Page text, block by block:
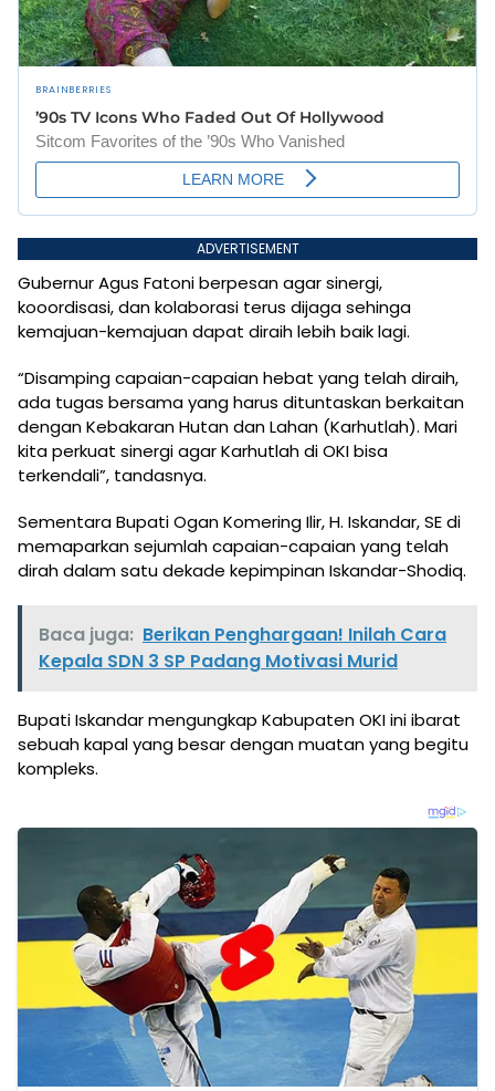
ADVERTISEMENT
Gubernur Agus Fatoni berpesan agar sinergi,
kooordisasi, dan kolaborasi terus dijaga sehinga
kemajuan-kemajuan dapat diraih lebih baik lagi.
“Disamping capaian-capaian hebat yang telah diraih,
ada tugas bersama yang harus dituntaskan berkaitan
dengan Kebakaran Hutan dan Lahan (Karhutlah). Mari
kita perkuat sinergi agar Karhutlah di OKI bisa
terkendali”, tandasnya.
Sementara Bupati Ogan Komering Ilir, H. Iskandar, SE di
memaparkan sejumlah capaian-capaian yang telah
dirah dalam satu dekade kepimpinan Iskandar-Shodiq.
Baca juga: Berikan Penghargaan! Inilah Cara
Kepala SDN 3 SP Padang Motivasi Murid
Bupati Iskandar mengungkap Kabupaten OKI ini ibarat
sebuah kapal yang besar dengan muatan yang begitu
kompleks.